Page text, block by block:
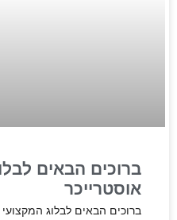
ברוכים הבאים
אוסטרייכר
ברוכים הבאים לבלוג